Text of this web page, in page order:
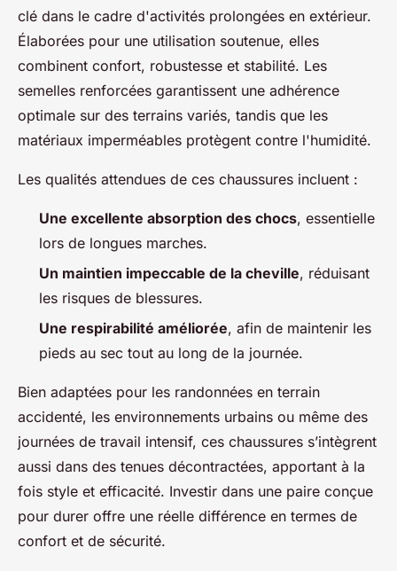
clé dans le cadre d'activités prolongées en extérieur.
Élaborées pour une utilisation soutenue, elles
combinent confort, robustesse et stabilité. Les
semelles renforcées garantissent une adhérence
optimale sur des terrains variés, tandis que les
matériaux imperméables protègent contre l'humidité.
Les qualités attendues de ces chaussures incluent :
Une excellente absorption des chocs, essentielle
lors de longues marches.
Un maintien impeccable de la cheville, réduisant
les risques de blessures.
Une respirabilité améliorée, afin de maintenir les
pieds au sec tout au long de la journée.
Bien adaptées pour les randonnées en terrain
accidenté, les environnements urbains ou même des
journées de travail intensif, ces chaussures s’intègrent
aussi dans des tenues décontractées, apportant à la
fois style et efficacité. Investir dans une paire conçue
pour durer offre une réelle différence en termes de
confort et de sécurité.